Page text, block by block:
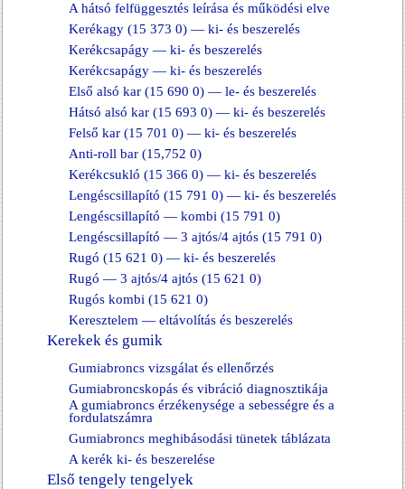
A hátsó felfüggesztés leírása és működési elve
Kerékagy (15 373 0) — ki- és beszerelés
Kerékcsapágy — ki- és beszerelés
Kerékcsapágy — ki- és beszerelés
Első alsó kar (15 690 0) — le- és beszerelés
Hátsó alsó kar (15 693 0) — ki- és beszerelés
Felső kar (15 701 0) — ki- és beszerelés
Anti-roll bar (15,752 0)
Kerékcsukló (15 366 0) — ki- és beszerelés
Lengéscsillapító (15 791 0) — ki- és beszerelés
Lengéscsillapító — kombi (15 791 0)
Lengéscsillapító — 3 ajtós/4 ajtós (15 791 0)
Rugó (15 621 0) — ki- és beszerelés
Rugó — 3 ajtós/4 ajtós (15 621 0)
Rugós kombi (15 621 0)
Keresztelem — eltávolítás és beszerelés
Kerekek és gumik
Gumiabroncs vizsgálat és ellenőrzés
Gumiabroncskopás és vibráció diagnosztikája
A gumiabroncs érzékenysége a sebességre és a
fordulatszámra
Gumiabroncs meghibásodási tünetek táblázata
A kerék ki- és beszerelése
Első tengely tengelyek